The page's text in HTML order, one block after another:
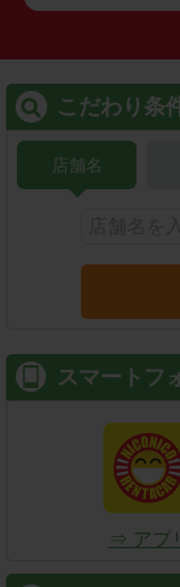
こだわり条
店舗名
スマートフ
⇒ アプ